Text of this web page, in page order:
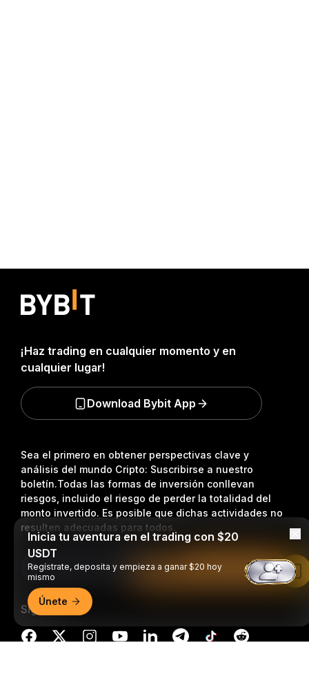
Sea el primero en obtener perspectivas clave y
análisis del mundo Cripto: Suscribirse a nuestro
boletín.Todas las formas de inversión conllevan
riesgos, incluido el riesgo de perder la totalidad del
monto invertido. Es posible que dichas actividades no
resulten adecuadas para todos.
Suscripción
Síganos
¡Haz trading en cualquier momento y en
cualquier lugar!
Download Bybit App
Inicia tu aventura en el trading con $20
USDT
Regístrate, deposita y empieza a ganar $20 hoy
mismo
Únete
Leer en la aplicación de Bybit